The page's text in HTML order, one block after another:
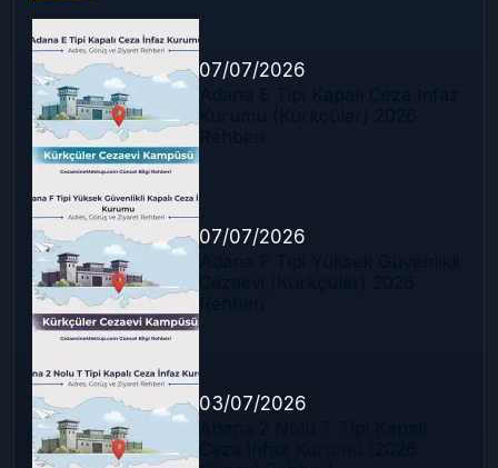
07/07/2026
07/07/2026
03/07/2026